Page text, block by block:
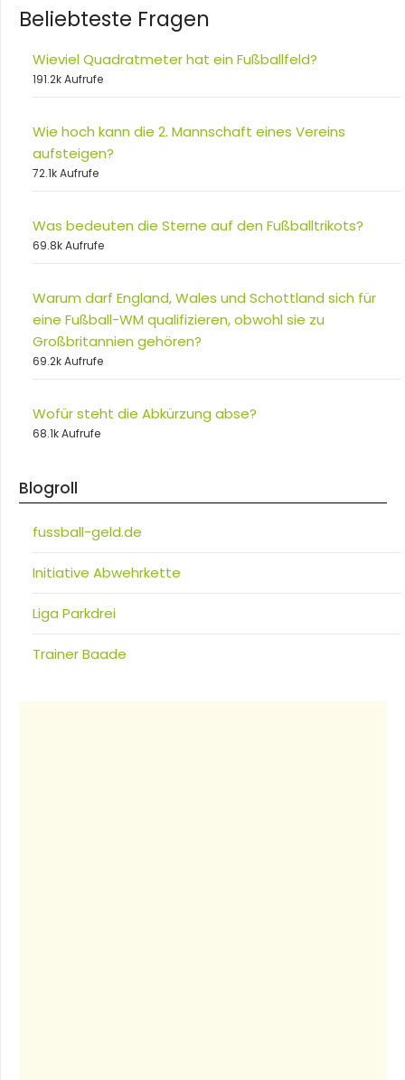
Beliebteste Fragen
Wieviel Quadratmeter hat ein Fußballfeld?
191.2k Aufrufe
Wie hoch kann die 2. Mannschaft eines Vereins
aufsteigen?
72.1k Aufrufe
Was bedeuten die Sterne auf den Fußballtrikots?
69.8k Aufrufe
Warum darf England, Wales und Schottland sich für
eine Fußball-WM qualifizieren, obwohl sie zu
Großbritannien gehören?
69.2k Aufrufe
Wofür steht die Abkürzung abse?
68.1k Aufrufe
Blogroll
fussball-geld.de
Initiative Abwehrkette
Liga Parkdrei
Trainer Baade